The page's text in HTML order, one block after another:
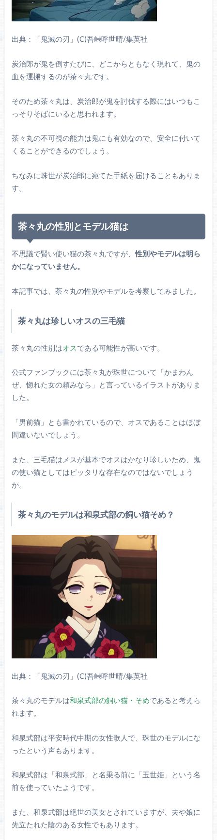
出典：「鬼滅の刃」(C)吾峠呼世晴/集英社
炭治郎が鬼を倒すたびに、どこからともなく現れて、鬼の
血を運搬するのが茶々丸です。
そのため茶々丸は、炭治郎が鬼を討伐する際にはいつもこ
っそりそばにいると思われます。
茶々丸の不可視の能力は鬼にも有効なので、安全に付いて
くることができるのでしょう。
ちなみに珠世が炭治郎に宛てた手紙を届けることもありま
す。
茶々丸の性別とモデル猫は
不思議で賢い使い猫の茶々丸ですが、性別やモデルは明ら
かになっていません。
本記事では、茶々丸の性別やモデルを考察してみました。
茶々丸は珍しいオスの三毛猫
茶々丸の性別はオスである可能性が高いです。
公式ファンブックには茶々丸が珠世について「かまわん
ぜ、惚れた女の頼みなら」と言っているイラストがありま
した。
「男前猫」とも書かれているので、オスであることはほぼ
間違いないでしょう。
また、三毛猫はメスが基本でオスはかなり珍しいため、鬼
の使い猫としてはピッタリな存在なのではないでしょう
か。
茶々丸のモデルは和泉式部の飼い猫そめ？
出典：「鬼滅の刃」(C)吾峠呼世晴/集英社
茶々丸のモデルは和泉式部の飼い猫・そめであると考えら
れます。
和泉式部は平安時代中期の女性歌人で、珠世のモデルにな
ったという声もあります。
和泉式部は「和泉式部」と名乗る前に「玉世姫」という名
前を使っていたようです。
また、和泉式部は絶世の美女とされていますが、夫や娘に
先立たれた陰のある女性でもあります。